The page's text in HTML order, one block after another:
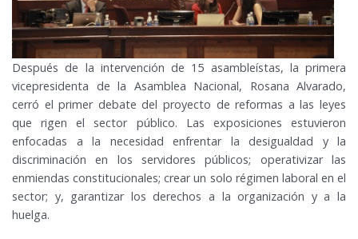
Después de la intervención de 15 asambleístas, la primera
vicepresidenta de la Asamblea Nacional, Rosana Alvarado,
cerró el primer debate del proyecto de reformas a las leyes
que rigen el sector público. Las exposiciones estuvieron
enfocadas a la necesidad enfrentar la desigualdad y la
discriminación en los servidores públicos; operativizar las
enmiendas constitucionales; crear un solo régimen laboral en el
sector; y, garantizar los derechos a la organización y a la
huelga.